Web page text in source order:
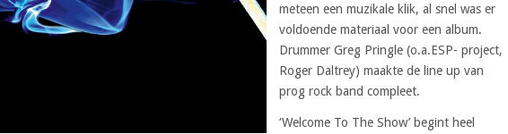
meteen een muzikale klik, al snel was er
voldoende materiaal voor een album.
Drummer Greg Pringle (o.a.ESP- project,
Roger Daltrey) maakte de line up van
prog rock band compleet.
‘Welcome To The Show’ begint heel